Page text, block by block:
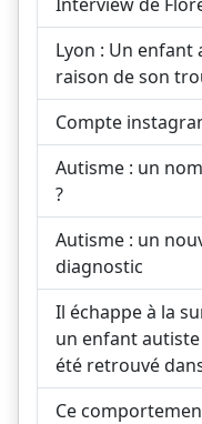
Lyon : Un enfant
raison de son
Compte
Autisme : un
?
Autisme : un
diagnostic
Il échappe à la
un enfant
été retrouvé
Ce